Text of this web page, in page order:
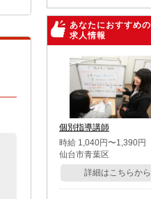
あなたにおすすめの
求人情報
個別指導講師
時給 1,040円〜1,390円
仙台市青葉区
詳細はこちらから